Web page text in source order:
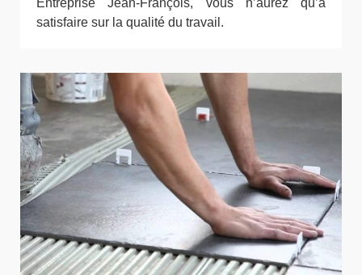
satisfaire sur la qualité du travail.